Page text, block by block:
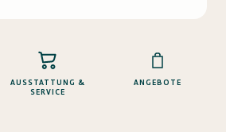
AUSSTATTUNG &
SERVICE
ANGEBOTE